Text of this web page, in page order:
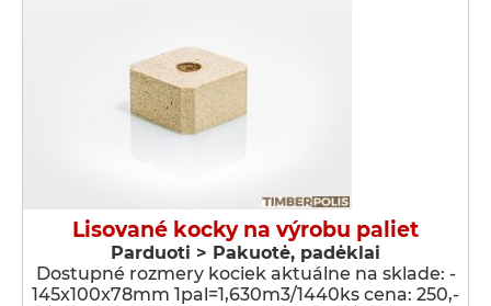
Lisované kocky na výrobu paliet
Parduoti > Pakuotė, padėklai
Dostupné rozmery kociek aktuálne na sklade: -
145x100x78mm 1pal=1,630m3/1440ks cena: 250,-